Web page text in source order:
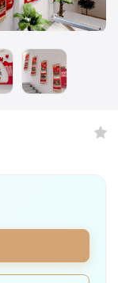
¥0.00